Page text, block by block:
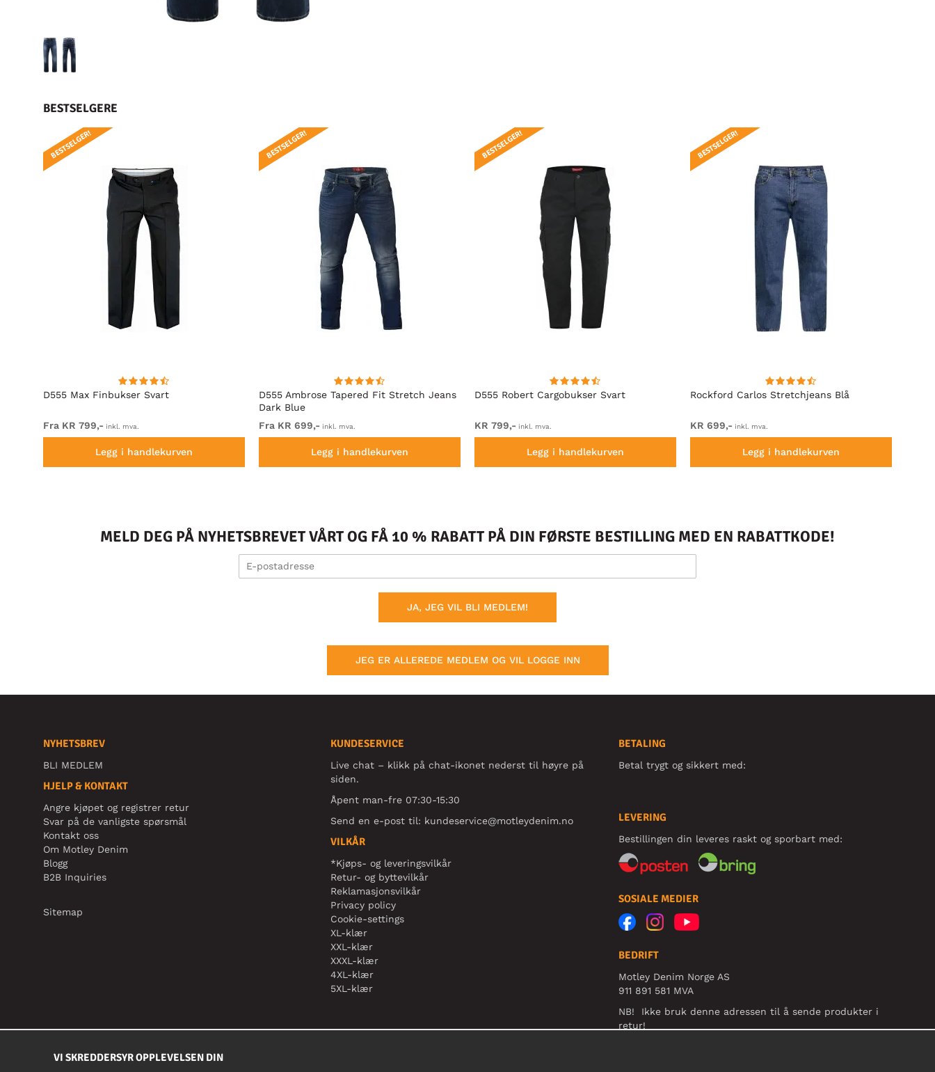
BESTSELGERE
D555 Max Finbukser Svart
BESTSELGER!
Fra KR 799,- inkl. mva.
Legg i handlekurven
D555 Ambrose Tapered Fit Stretch Jeans
Dark Blue
BESTSELGER!
Fra KR 699,- inkl. mva.
Legg i handlekurven
D555 Robert Cargobukser Svart
BESTSELGER!
KR 799,- inkl. mva.
Legg i handlekurven
Rockford Carlos Stretchjeans Blå
BESTSELGER!
KR 699,- inkl. mva.
Legg i handlekurven
MELD DEG PÅ NYHETSBREVET VÅRT OG FÅ 10 % RABATT PÅ DIN FØRSTE BESTILLING MED EN RABATTKODE!
JA, JEG VIL BLI MEDLEM!
JEG ER ALLEREDE MEDLEM OG VIL LOGGE INN
NYHETSBREV
BLI MEDLEM
HJELP & KONTAKT
Angre kjøpet og registrer retur
Svar på de vanligste spørsmål
Kontakt oss
Om Motley Denim
Blogg
B2B Inquiries
Sitemap
KUNDESERVICE
Live chat – klikk på chat-ikonet nederst til høyre på
siden.
Åpent man-fre 07:30-15:30
Send en e-post til: kundeservice@motleydenim.no
VILKÅR
*Kjøps- og leveringsvilkår
Retur- og byttevilkår
Reklamasjonsvilkår
Privacy policy
Cookie-settings
XL-klær
XXL-klær
XXXL-klær
4XL-klær
5XL-klær
BETALING
Betal trygt og sikkert med:
LEVERING
Bestillingen din leveres raskt og sporbart med:
SOSIALE MEDIER
BEDRIFT
Motley Denim Norge AS
911 891 581 MVA
NB! Ikke bruk denne adressen til å sende produkter i
retur!
VI SKREDDERSYR OPPLEVELSEN DIN